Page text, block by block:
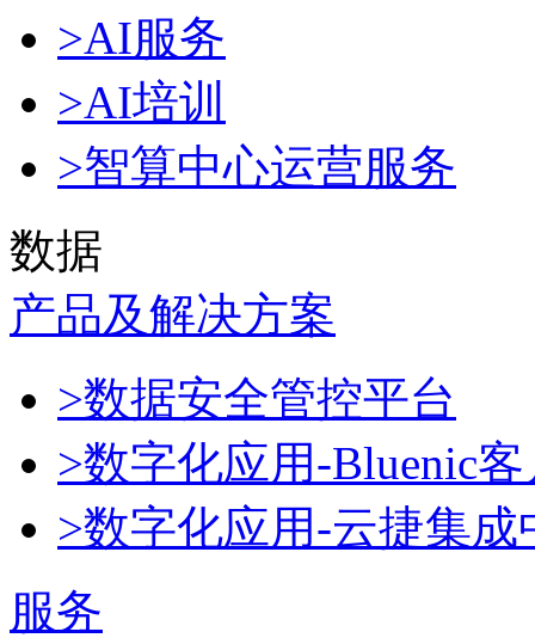
>AI服务
>AI培训
>智算中心运营服务
数据
产品及解决方案
>数据安全管控平台
>数字化应用-Bluenic
>数字化应用-云捷集成
服务